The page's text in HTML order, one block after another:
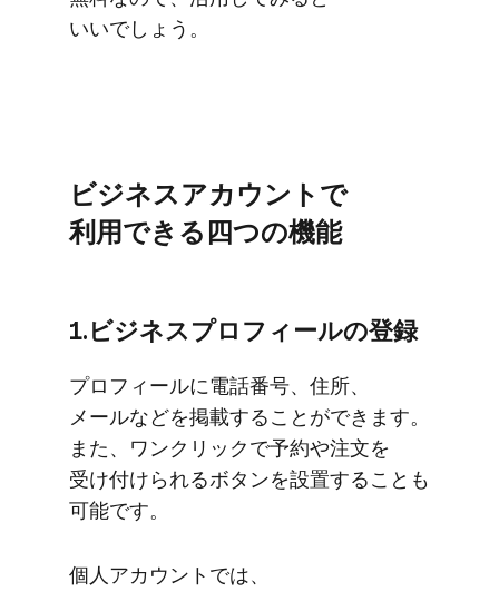
いいでしょう。
ビジネスアカウントで​
利用できる​四つの機能
1.ビジネスプロフィールの​登録
プロフィールに​電話番号、​住所、​
メールなどを​掲載する​ことができます。​
また、​ワンクリックで​予約や​注文を​
受け付けられる​ボタンを​設置する​ことも​
可能です。
個人アカウントでは、​